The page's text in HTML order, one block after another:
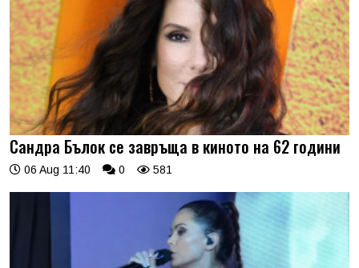
Сандра Бълок се завръща в киното на 62 години
06 Aug 11:40 0 581